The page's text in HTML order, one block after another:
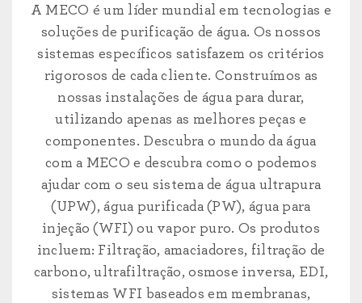
A MECO é um líder mundial em tecnologias e
soluções de purificação de água. Os nossos
sistemas específicos satisfazem os critérios
rigorosos de cada cliente. Construímos as
nossas instalações de água para durar,
utilizando apenas as melhores peças e
componentes. Descubra o mundo da água
com a MECO e descubra como o podemos
ajudar com o seu sistema de água ultrapura
(UPW), água purificada (PW), água para
injeção (WFI) ou vapor puro. Os produtos
incluem: Filtração, amaciadores, filtração de
carbono, ultrafiltração, osmose inversa, EDI,
sistemas WFI baseados em membranas,